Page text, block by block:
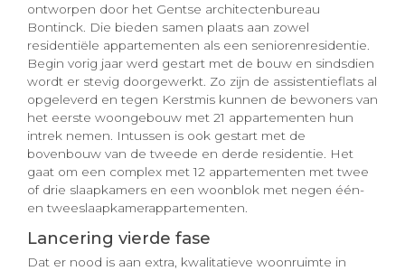
ontworpen door het Gentse architectenbureau
Bontinck. Die bieden samen plaats aan zowel
residentiële appartementen als een seniorenresidentie.
Begin vorig jaar werd gestart met de bouw en sindsdien
wordt er stevig doorgewerkt. Zo zijn de assistentieflats al
opgeleverd en tegen Kerstmis kunnen de bewoners van
het eerste woongebouw met 21 appartementen hun
intrek nemen. Intussen is ook gestart met de
bovenbouw van de tweede en derde residentie. Het
gaat om een complex met 12 appartementen met twee
of drie slaapkamers en een woonblok met negen één-
en tweeslaapkamerappartementen.
Lancering vierde fase
Dat er nood is aan extra, kwalitatieve woonruimte in